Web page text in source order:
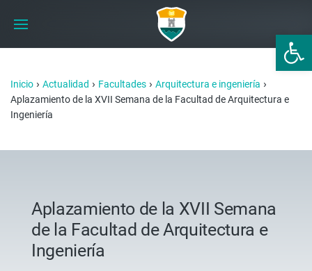
Abrir
Inicio › Actualidad › Facultades › Arquitectura e ingeniería ›
Aplazamiento de la XVII Semana de la Facultad de Arquitectura e
Ingeniería
Aplazamiento de la XVII Semana
de la Facultad de Arquitectura e
Ingeniería